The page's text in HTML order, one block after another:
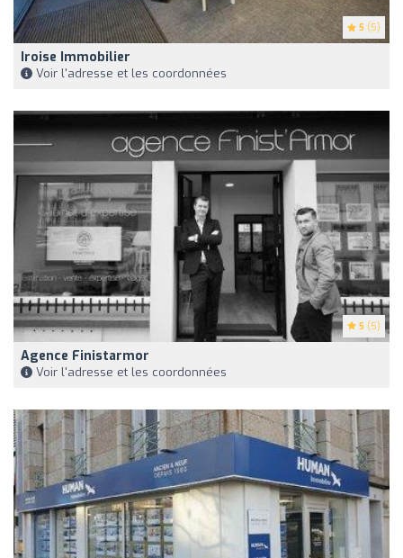
5 (5)
Iroise Immobilier
Voir l'adresse et les coordonnées
5 (5)
Agence Finistarmor
Voir l'adresse et les coordonnées